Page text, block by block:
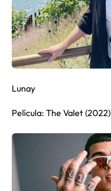
Lunay
Película: The Valet (2022)